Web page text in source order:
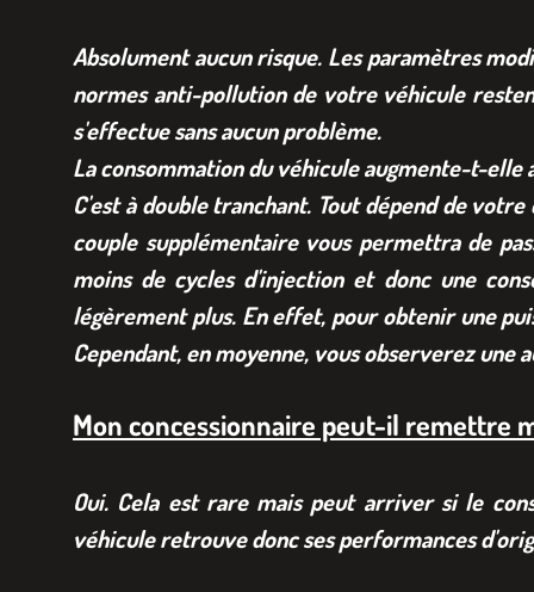
Absolument aucun risque. Les paramètres
normes anti-pollution de votre véhicule
s'effectue sans aucun problème.
La consommation du véhicule augmente-t-elle
C'est à double tranchant. Tout dépend de
couple supplémentaire vous permettra de
moins de cycles d'injection et donc une
légèrement plus. En effet, pour obtenir une
Cependant, en moyenne, vous observerez
Mon concessionnaire peut-il remettre
Oui. Cela est rare mais peut arriver si le
véhicule retrouve donc ses performances